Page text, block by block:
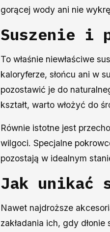
gorącej wody ani nie
Suszenie i
To właśnie niewłaściwe
kaloryferze, słońcu ani w
pozostawić je do
kształt, warto włożyć do
Równie istotne jest
wilgoci. Specjalne
pozostają w idealnym
Jak unikać
Nawet najdroższe
zakładania ich, gdy